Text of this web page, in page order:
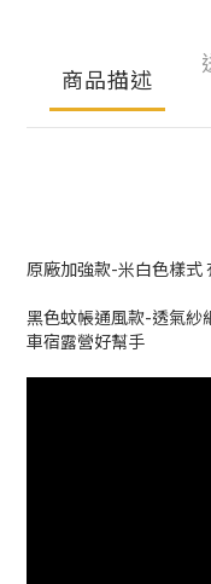
商品描述
原廠加強款-米白色樣式
黑色蚊帳通風款-透氣紗
車宿露營好幫手